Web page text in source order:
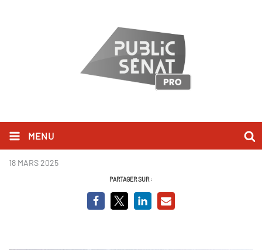
MENU
Jean-Philippe Tanguy.jpg
18 MARS 2025
PARTAGER SUR :